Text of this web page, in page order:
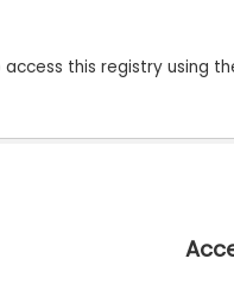
access this registry using